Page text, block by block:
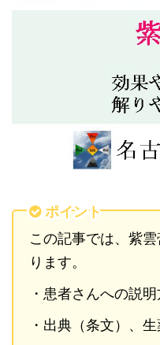
ポイント
この記事では、紫
ります。
・患者さんへの説
・出典（条文）、